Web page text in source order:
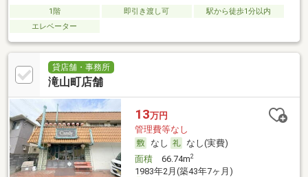
1階 即引き渡し可
駅から徒歩1分以内
エレベーター
貸店舗・事務所
滝山町店舗
13万円
管理費等なし
なし
なし(実費)
面積66.74m2
1983年2月(築43年7ヶ月)